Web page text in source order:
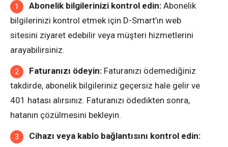
Abonelik bilgilerinizi kontrol edin: Abonelik
bilgilerinizi kontrol etmek için D-Smart’ın web
sitesini ziyaret edebilir veya müşteri hizmetlerini
arayabilirsiniz.
Faturanızı ödeyin: Faturanızı ödemediğiniz
takdirde, abonelik bilgileriniz geçersiz hale gelir ve
401 hatası alırsınız. Faturanızı ödedikten sonra,
hatanın çözülmesini bekleyin.
Cihazı veya kablo bağlantısını kontrol edin: